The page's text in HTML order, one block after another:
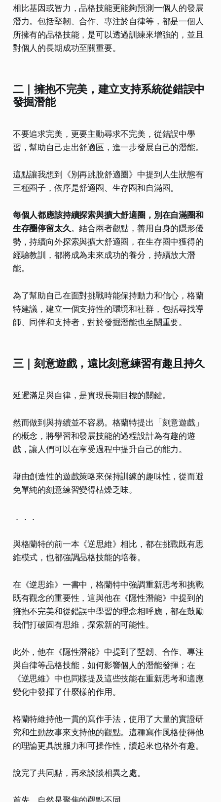
相比基因或智力，品格技能更能夠預測一個人的發展
潛力。包括堅韌、合作、專注於自律等，都是一個人
所擁有的品格技能，是可以透過訓練來增強的，並且
對個人的長期成功至關重要。
二｜擁抱不完美，建立支持系統從錯誤中
發掘潛能
不要追求完美，更要主動尋求不完美，從錯誤中學
習，幫助自己走出舒適區，進一步發展自己的潛能。
這點讓我想到《別再跳脫舒適圈》中提到人生狀態有
三種圈子，依序是舒適圈、生存圈和自滿圈。
每個人都應該持續探索與擴大舒適圈，別在自滿圈和
生存圈停留太久。結合兩者觀點，善用自身的隱形優
勢，持續向外探索與擴大舒適圈，在生存圈中獲得的
經驗教訓，都將成為未來成功的養分，持續放大潛
能。
為了幫助自己在面對挑戰時能保持動力和信心，格蘭
特建議，建立一個支持性的環境和社群，包括尋找導
師、同伴和支持者，對於發掘潛能也至關重要。
三｜刻意遊戲，遠比刻意練習有趣且持久
延遲滿足與自律，是實現長期目標的關鍵。
然而做到與持續並不容易。格蘭特提出「刻意遊戲」
的概念，將學習和發展技能的過程設計為有趣的遊
戲，讓人們可以在享受過程中提升自己的能力。
藉由創造性的遊戲策略來保持訓練的趣味性，從而避
免單純的刻意練習變得枯燥乏味。
．．．
與格蘭特的前一本《逆思維》相比，都在挑戰既有思
維模式，也都強調品格技能的培養。
在《逆思維》一書中，格蘭特中強調重新思考和挑戰
既有觀念的重要性，這與他在《隱性潛能》中提到的
擁抱不完美和從錯誤中學習的理念相呼應，都在鼓勵
我們打破固有思維，探索新的可能性。
此外，他在《隱性潛能》中提到了堅韌、合作、專注
與自律等品格技能，如何影響個人的潛能發揮；在
《逆思維》中也同樣提及這些技能在重新思考和適應
變化中發揮了什麼樣的作用。
格蘭特維持他一貫的寫作手法，使用了大量的實證研
究和生動故事來支持他的觀點。這種寫作風格使得他
的理論更具說服力和可操作性，讀起來也格外有趣。
說完了共同點，再來談談相異之處。